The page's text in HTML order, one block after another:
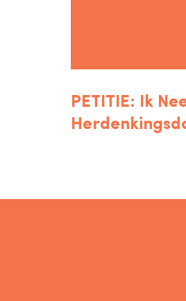
PETITIE: Ik